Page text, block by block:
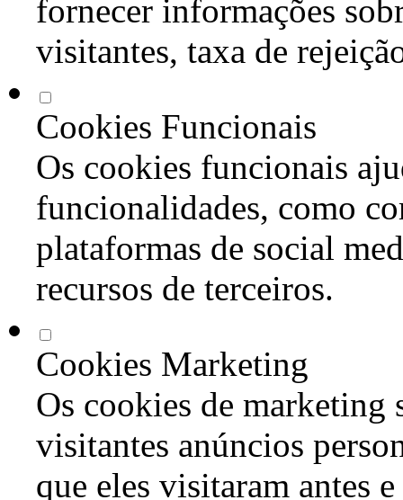
fornecer informações
visitantes, taxa de
Cookies Funcionais
Os cookies funcionais
funcionalidades, como
plataformas de social
recursos de terceiros.
Cookies Marketing
Os cookies de marketing
visitantes anúncios
que eles visitaram antes